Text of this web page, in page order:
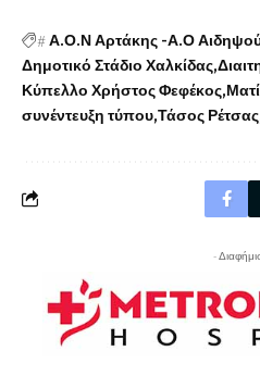
#Α.Ο.Ν Αρτάκης -Α.Ο
Δημοτικό Στάδιο Χαλκίδας
Κύπελλο Χρήστος Φεφέκος
συνέντευξη τύπου Τάσος Ρέτσας
-